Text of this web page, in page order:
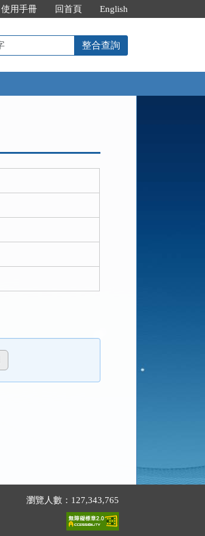
使用手冊 回首頁 English
整合查詢
瀏覽人數：127,343,765